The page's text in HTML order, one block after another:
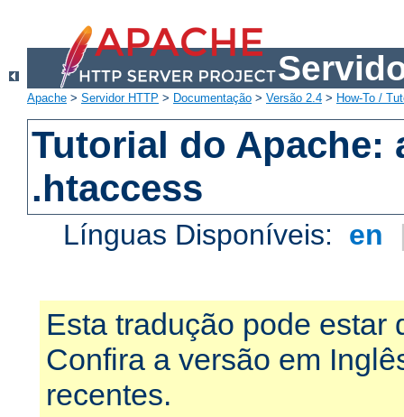
Apache > Servidor HTTP > Documentação > Versão 2.4 > How-To /
Tutorial do Apache:
.htaccess
Línguas Disponíveis: en
Esta tradução pode estar
Confira a versão em
recentes.